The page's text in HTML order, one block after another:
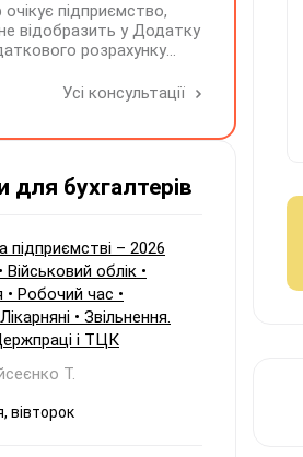
2024–2025 років
на спрощеній
отримало
прибутку в балансі
після переходу на
про розподіл
та виплату
зобов'язання
ТОВ (як емітента
прав) при нарахуванні
дивідендів
компанії наприкінці 2026
Чи зобов'язане ТОВ
внесок з
відповідно до п.
що прибуток
підприємство,
відобразить у Додатку
розрахунку
директору?
Усі консультації
для бухгалтерів
підприємстві – 2026
облік •
Робочий час •
• Звільнення.
і ТЦК
Т.
вівторок